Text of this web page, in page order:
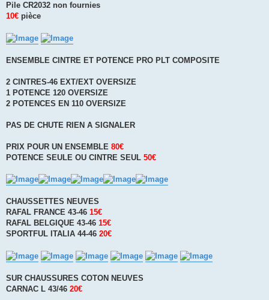
Pile CR2032 non fournies
10€ pièce
ENSEMBLE CINTRE ET POTENCE PRO PLT COMPOSITE
2 CINTRES-46 EXT/EXT OVERSIZE
1 POTENCE 120 OVERSIZE
2 POTENCES EN 110 OVERSIZE
PAS DE CHUTE RIEN A SIGNALER
PRIX POUR UN ENSEMBLE 80€
POTENCE SEULE OU CINTRE SEUL 50€
CHAUSSETTES NEUVES
RAFAL FRANCE 43-46 15€
RAFAL BELGIQUE 43-46 15€
SPORTFUL ITALIA 44-46 20€
SUR CHAUSSURES COTON NEUVES
CARNAC L 43/46 20€